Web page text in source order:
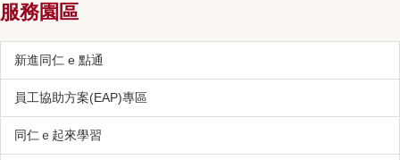
服務園區
新進同仁 e 點通
員工協助方案(EAP)專區
同仁ｅ起來學習